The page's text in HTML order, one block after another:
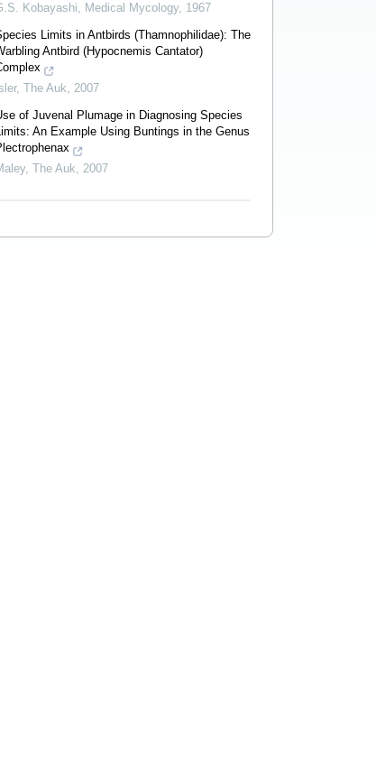
Kobayashi, Medical Mycology, 1967
Limits in Antbirds (Thamnophilidae): The
Antbird (Hypocnemis Cantator)
, The Auk, 2007
of Juvenal Plumage in Diagnosing Species
An Example Using Buntings in the Genus
, The Auk, 2007